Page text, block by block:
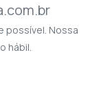
possível. Nossa
hábil.